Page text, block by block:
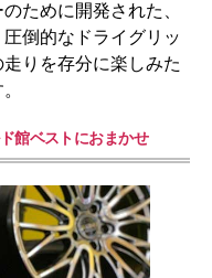
ために開発された、
倒的なドライグリッ
りを存分に楽しみた
館ベストにおまかせ